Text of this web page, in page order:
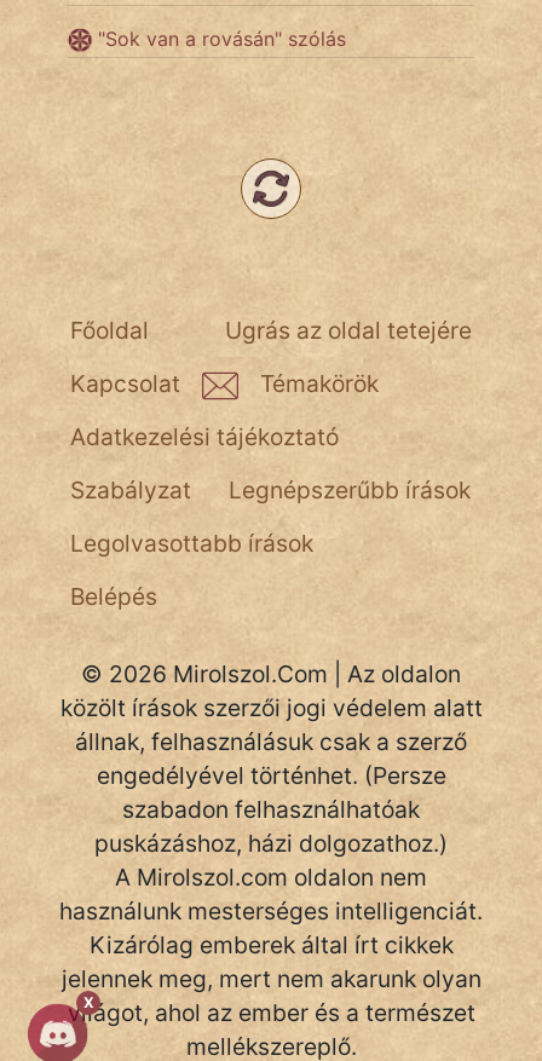
X
Népszerű szerzőink:
Jób Gedeon
Láron Ádám
mikkamakka
vörös ördög
nagyöreg
NapHold
Név nélkül
pszichopati
szegény legény
Hoffer Botond
szemfüles
"Sok van a rovásán" szólás
Ugrás az oldal tetejére
Főoldal
Kapcsolat
Témakörök
Adatkezelési tájékoztató
Szabályzat
Legnépszerűbb írások
Legolvasottabb írások
Belépés
© 2026 Mirolszol.Com | Az oldalon
közölt írások szerzői jogi védelem alatt
állnak, felhasználásuk csak a szerző
engedélyével történhet. (Persze
szabadon felhasználhatóak
puskázáshoz, házi dolgozathoz.)
A Mirolszol.com oldalon nem
használunk mesterséges intelligenciát.
Kizárólag emberek által írt cikkek
jelennek meg, mert nem akarunk olyan
világot, ahol az ember és a természet
mellékszereplő.